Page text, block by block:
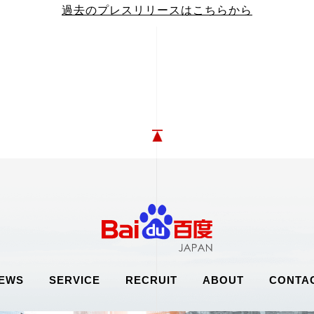
過去のプレスリリースはこちらから
SERVICE RECRUIT ABOUT